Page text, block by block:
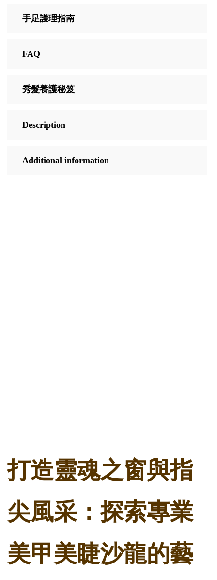
手足護理指南
FAQ
秀髮養護秘笈
Description
Additional information
打造靈魂之窗與指
尖風采：探索專業
美甲美睫沙龍的藝